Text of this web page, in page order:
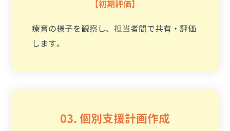
【初期評価】
療育の様子を観察し、担当者間で共有・評価
します。
03. 個別支援計画作成